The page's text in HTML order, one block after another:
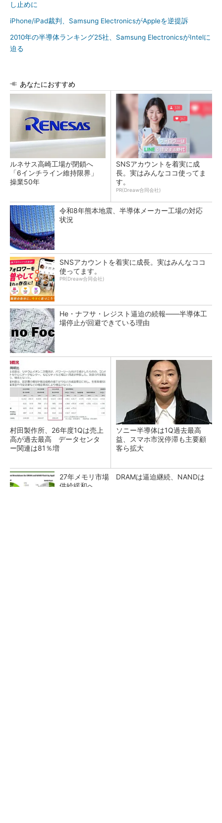
し止めに
iPhone/iPad裁判、Samsung ElectronicsがAppleを逆提訴
2010年の半導体ランキング25社、Samsung ElectronicsがIntelに
迫る
あなたにおすすめ
ルネサス高崎工場が閉鎖へ
「6インチライン維持限界」
操業50年
SNSアカウントを着実に成
長。実はみんなココ使ってま
す。
PR(Dreaw合同会社)
令和8年熊本地震、半導体メーカー工場の対応
状況
SNSアカウントを着実に成長。実はみんなココ
使ってます。
PR(Dreaw合同会社)
He・ナフサ・レジスト逼迫の続報――半導体工
場停止が回避できている理由
村田製作所、26年度1Qは売上
高が過去最高 データセンタ
ー関連は81％増
ソニー半導体は1Q過去最高
益、スマホ市況停滞も主要顧
客ら拡大
27年メモリ市場 DRAMは逼迫継続、NANDは
供給緩和へ